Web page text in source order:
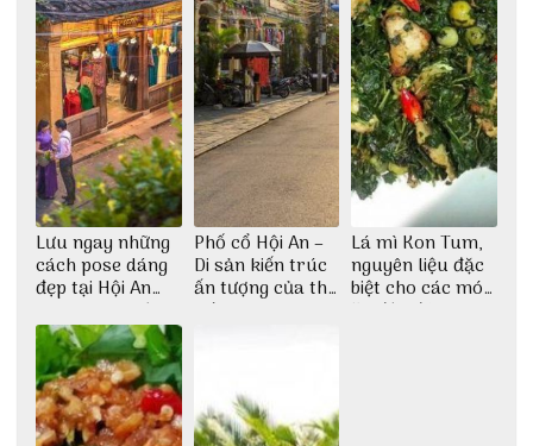
Lưu ngay những
cách pose dáng
đẹp tại Hội An
cho dân nghiện
sống ảo
Phố cổ Hội An –
Di sản kiến trúc
ấn tượng của thế
giới
Lá mì Kon Tum,
nguyên liệu đặc
biệt cho các món
ăn độc đáo